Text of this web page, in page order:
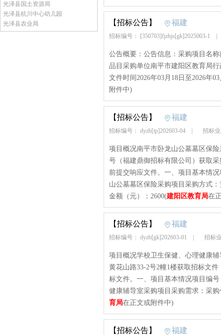
光泽县国土资源局
光泽县杭川中心幼儿园
光泽县农业局
【招标公告】 福建
招标编号： [350703]fjzhjs[gk]2025003-1
公告概要：公告信息：采购项目名
品目采购单位南平市建阳区教育局
文件时间2026年03月18日至2026年
附件中)
【招标公告】 福建
招标编号： dyzb[tp]202603-04 招标业
项目概况南平市卧龙山公墓墓区保
号（福建鼎御招标有限公司）获取
前提交响应文件。一、项目基本情
山公墓墓区保险采购项目采购方式
金额（元）：2600(建阳区教育局在
【招标公告】 福建
招标编号： dyzb[gk]202603-01 招标
项目概况学校卫生保健、心理健康
黄花山路33-2号2幢1楼获取招标文
标文件。一、项目基本情况项目编
健康辅导室采购项目采购需求：采
育局在正文或附件中)
【招标公告】 福建